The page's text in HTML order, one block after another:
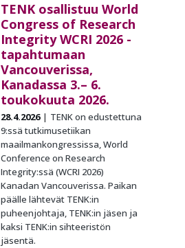
TENK osallistuu World
Congress of Research
Integrity WCRI 2026 -
tapahtumaan
Vancouverissa,
Kanadassa 3.– 6.
toukokuuta 2026.
28.4.2026
TENK on edustettuna
9:ssä tutkimusetiikan
maailmankongressissa, World
Conference on Research
Integrity:ssä (WCRI 2026)
Kanadan Vancouverissa. Paikan
päälle lähtevät TENK:in
puheenjohtaja, TENK:in jäsen ja
kaksi TENK:in sihteeristön
jäsentä.